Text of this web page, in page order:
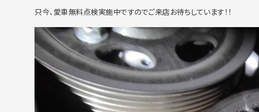
只今、愛車無料点検実施中ですのでご来店お待ちしています！！